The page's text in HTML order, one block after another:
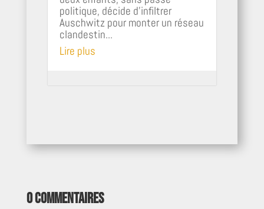
politique, décide d’infiltrer
Auschwitz pour monter un réseau
clandestin...
Lire plus
0 commentaires